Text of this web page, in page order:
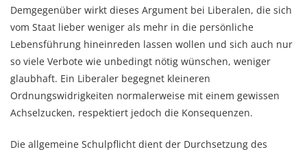
Demgegenüber wirkt dieses Argument bei Liberalen, die sich
vom Staat lieber weniger als mehr in die persönliche
Lebensführung hineinreden lassen wollen und sich auch nur
so viele Verbote wie unbedingt nötig wünschen, weniger
glaubhaft. Ein Liberaler begegnet kleineren
Ordnungswidrigkeiten normalerweise mit einem gewissen
Achselzucken, respektiert jedoch die Konsequenzen.
Die allgemeine Schulpflicht dient der Durchsetzung des